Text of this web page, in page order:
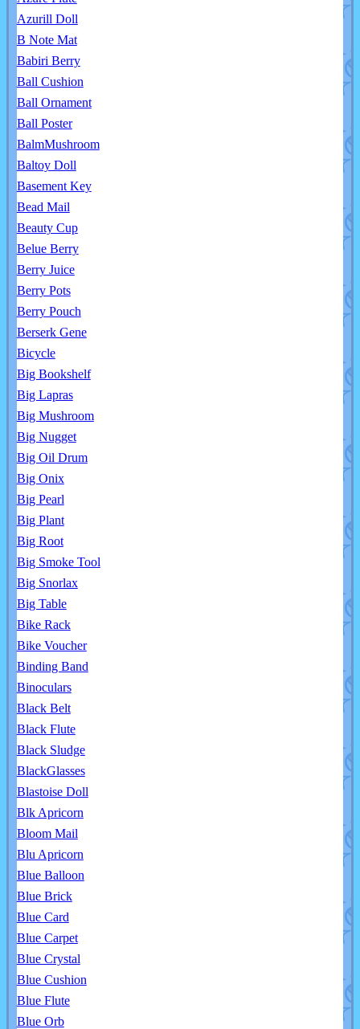
Azurill Doll
B Note Mat
Babiri Berry
Ball Cushion
Ball Ornament
Ball Poster
BalmMushroom
Baltoy Doll
Basement Key
Bead Mail
Beauty Cup
Belue Berry
Berry Juice
Berry Pots
Berry Pouch
Berserk Gene
Bicycle
Big Bookshelf
Big Lapras
Big Mushroom
Big Nugget
Big Oil Drum
Big Onix
Big Pearl
Big Plant
Big Root
Big Smoke Tool
Big Snorlax
Big Table
Bike Rack
Bike Voucher
Binding Band
Binoculars
Black Belt
Black Flute
Black Sludge
BlackGlasses
Blastoise Doll
Blk Apricorn
Bloom Mail
Blu Apricorn
Blue Balloon
Blue Brick
Blue Card
Blue Carpet
Blue Crystal
Blue Cushion
Blue Flute
Blue Orb